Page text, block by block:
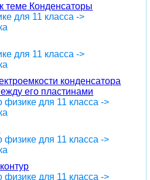
теме Конденсаторы
для 11 класса ->
для 11 класса ->
конденсатора
его пластинами
для 11 класса ->
для 11 класса ->
для 11 класса ->